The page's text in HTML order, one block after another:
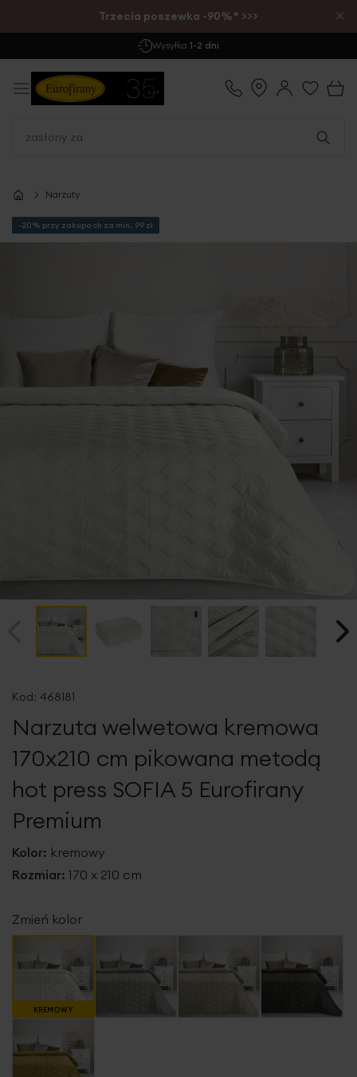
Trzecia poszewka -90%* >>> ×
Wysyłka 1-2 dni
Narzuty
początek
galerii
-20% przy zakupach za min. 99 zł
Kod: 468181
Narzuta welwetowa kremowa
170x210 cm pikowana metodą
hot press SOFIA 5 Eurofirany
Premium
Kolor: kremowy
Rozmiar: 170 x 210 cm
Zmień kolor
KREMOWY